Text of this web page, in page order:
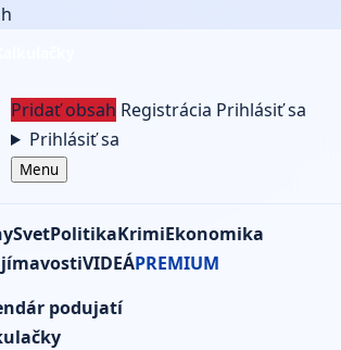
Pridať obsah Registrácia Prihlásiť sa
Prihlásiť sa
Menu
SvetPolitikaKrimiEkonomika
VIDEÁPREMIUM
podujatí